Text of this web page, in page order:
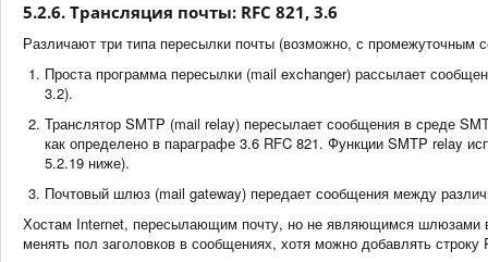
5.2.6. Трансляция почты: RFC 821, 3.6
Различают три типа пересылки почты (возможно, с промежуточным
Проста программа пересылки (mail exchanger) рассылает
3.2).
Транслятор SMTP (mail relay) пересылает сообщения в среде
как определено в параграфе 3.6 RFC 821. Функции SMTP relay
5.2.19 ниже).
Почтовый шлюз (mail gateway) передает сообщения между
Хостам Internet, пересылающим почту, но не являющимся шлюзами
менять пол заголовков в сообщениях, хотя можно добавлять